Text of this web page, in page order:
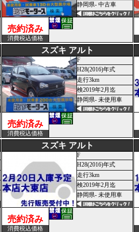
静岡県- 中古車
売約済み
消費税込価格
スズキ アルト
F
H28(2016)年式
走行3km
検2019年2月迄
静岡県- 未使用車
売約済み
消費税込価格
スズキ アルト
F
H28(2016)年式
走行3km
検2019年2月迄
静岡県- 未使用車
売約済み
消費税込価格